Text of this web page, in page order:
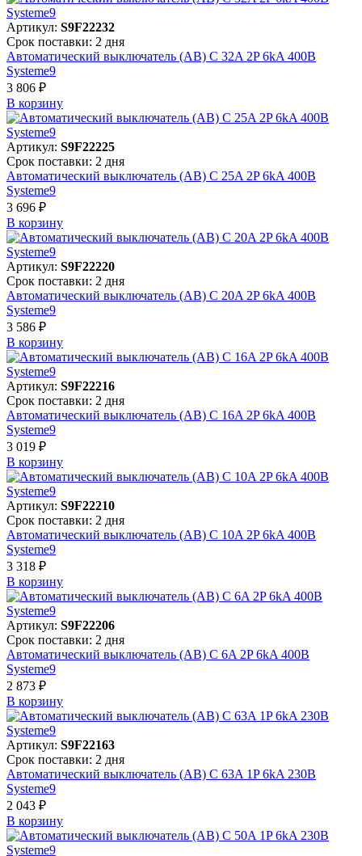
Артикул: S9F22232
Срок поставки: 2 дня
Автоматический выключатель (АВ) C 32A 2P 6kA 400В
Systeme9
3 806 ₽
В корзинy
Артикул: S9F22225
Срок поставки: 2 дня
Автоматический выключатель (АВ) C 25A 2P 6kA 400В
Systeme9
3 696 ₽
В корзинy
Артикул: S9F22220
Срок поставки: 2 дня
Автоматический выключатель (АВ) C 20A 2P 6kA 400В
Systeme9
3 586 ₽
В корзинy
Артикул: S9F22216
Срок поставки: 2 дня
Автоматический выключатель (АВ) C 16A 2P 6kA 400В
Systeme9
3 019 ₽
В корзинy
Артикул: S9F22210
Срок поставки: 2 дня
Автоматический выключатель (АВ) C 10A 2P 6kA 400В
Systeme9
3 318 ₽
В корзинy
Артикул: S9F22206
Срок поставки: 2 дня
Автоматический выключатель (АВ) C 6A 2P 6kA 400В
Systeme9
2 873 ₽
В корзинy
Артикул: S9F22163
Срок поставки: 2 дня
Автоматический выключатель (АВ) C 63A 1P 6kA 230В
Systeme9
2 043 ₽
В корзинy